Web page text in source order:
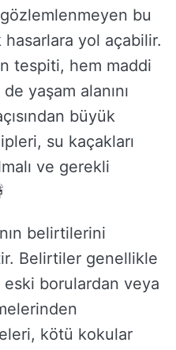
bu
yol açabilir.
tespiti, hem maddi
yaşam alanını
büyük
su kaçakları
ve gerekli
belirtilerini
Belirtiler genellikle
borulardan veya
kötü kokular